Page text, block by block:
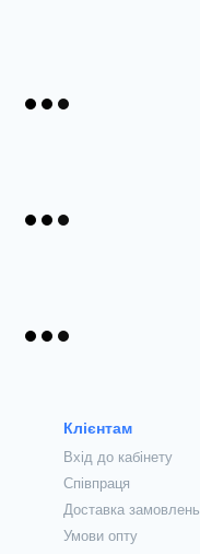
Клієнтам
Вхід до кабінету
Співпраця
Доставка замовлень
Умови опту